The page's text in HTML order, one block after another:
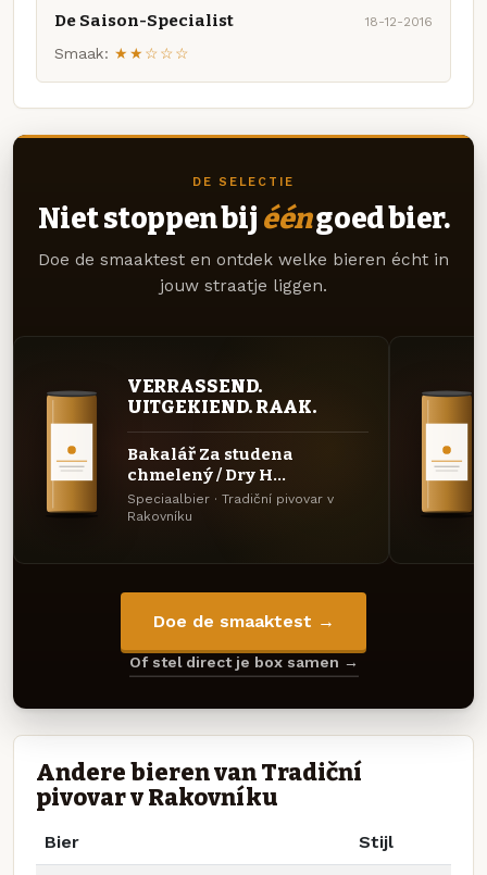
De Saison-Specialist 18-12-2016
Smaak: ★★☆☆☆
DE SELECTIE
Niet stoppen bij ééngoed bier.
Doe de smaaktest en ontdek welke bieren écht in
jouw straatje liggen.
VERRASSEND.
UITGEKIEND. RAAK.
Bakalář Za studena
chmelený / Dry H...
Speciaalbier · Tradiční pivovar v
Rakovníku
Doe de smaaktest →
Of stel direct je box samen →
Andere bieren van Tradiční
pivovar v Rakovníku
Bier Stijl